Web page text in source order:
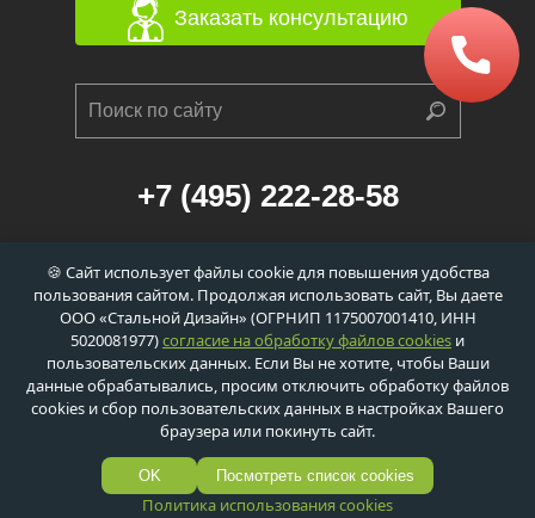
Политика обработки персональных данных
Политика обработки сookie-файлов
© ООО «Стальной Дизайн»,2026
Заказать консультацию
+7 (495) 222-28-58
к. 1 (станция метро «Сокол», 560м)
info@dveri-ei-60.ru
🍪 Сайт использует файлы cookie для повышения удобства
пользования сайтом. Продолжая использовать сайт, Вы даете
ООО «Стальной Дизайн» (ОГРНИП 1175007001410, ИНН
5020081977)согласие на обработку файлов cookies и
пользовательских данных. Если Вы не хотите, чтобы Ваши
данные обрабатывались, просим отключить обработку файлов
cookies и сбор пользовательских данных в настройках Вашего
браузера или покинуть сайт.
OK Посмотреть список cookies
Политика использования cookies